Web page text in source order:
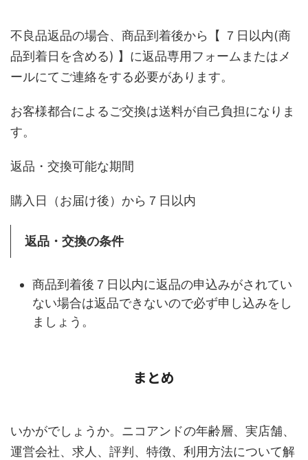
不良品返品の場合、商品到着後から【 ７日以内(商
品到着日を含める) 】に返品専用フォームまたはメ
ールにてご連絡をする必要があります。
お客様都合によるご交換は送料が自己負担になりま
す。
返品・交換可能な期間
購入日（お届け後）から７日以内
返品・交換の条件
商品到着後７日以内に返品の申込みがされてい
ない場合は返品できないので必ず申し込みをし
ましょう。
まとめ
いかがでしょうか。ニコアンドの年齢層、実店舗、
運営会社、求人、評判、特徴、利用方法について解